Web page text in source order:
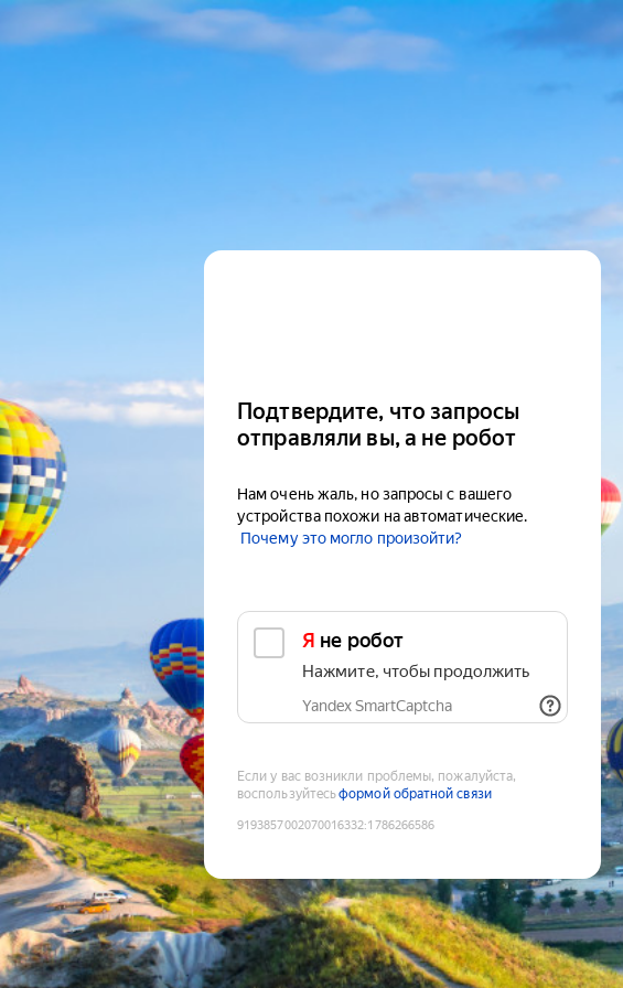
Подтвердите, что запросы
отправляли вы, а не робот
Нам очень жаль, но запросы с вашего
устройства похожи на автоматические.
Почему это могло произойти?
Я не робот
Нажмите, чтобы продолжить
Yandex SmartCaptcha
Если у вас возникли проблемы, пожалуйста,
воспользуйтесьформой обратной связи
9193857002070016332:1786266586